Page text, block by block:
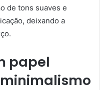
de tons suaves e
deixando a
papel